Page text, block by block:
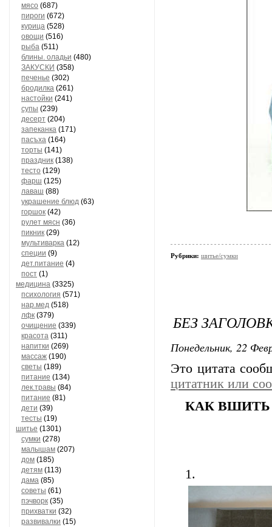
мясо (687)
пироги (672)
курица (528)
овощи (516)
рыба (511)
блины. оладьи (480)
ЗАКУСКИ (358)
печенье (302)
бродилка (261)
настойки (241)
супы (239)
десерт (204)
запеканка (171)
пасъха (164)
торты (141)
праздник (138)
тесто (129)
фарш (125)
лаваш (88)
украшение блюд (63)
горшок (42)
рулет мясн (36)
пикник (29)
мультиварка (12)
специи (9)
дет.питание (4)
пост (1)
медицина (3325)
психология (571)
нар.мед (518)
лфк (379)
очищение (339)
красота (311)
напитки (269)
массаж (190)
светы (189)
питание (134)
лек.травы (84)
питание (81)
дети (39)
тесты (19)
шитье (1301)
сумки (278)
малышам (207)
дом (185)
детям (113)
дама (85)
советы (61)
пэчворк (35)
прихватки (32)
развивалки (15)
Рубрики: шитье/сумки
БЕЗ
Понедельник, 22
Это цитата
цитатник или
КАК
1.